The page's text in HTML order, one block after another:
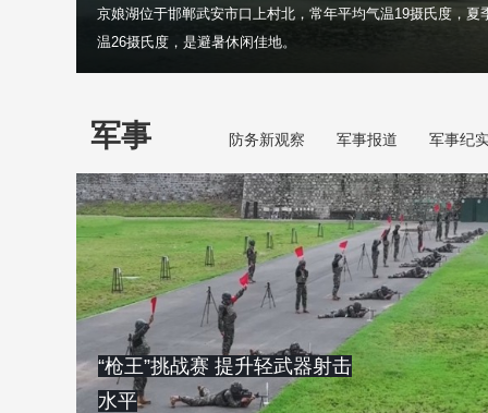
京娘湖位于邯郸武安市口上村北，常年平均气温19摄氏度，夏
温26摄氏度，是避暑休闲佳地。
军事 防务新观察 军事报道 军事纪
“枪王”挑战赛 提升轻武器射击
水平